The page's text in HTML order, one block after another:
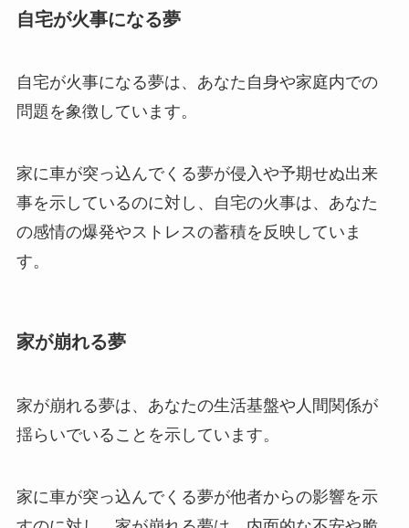
自宅が火事になる夢
自宅が火事になる夢は、あなた自身や家庭内での
問題を象徴しています。
家に車が突っ込んでくる夢が侵入や予期せぬ出来
事を示しているのに対し、自宅の火事は、あなた
の感情の爆発やストレスの蓄積を反映していま
す。
家が崩れる夢
家が崩れる夢は、あなたの生活基盤や人間関係が
揺らいでいることを示しています。
家に車が突っ込んでくる夢が他者からの影響を示